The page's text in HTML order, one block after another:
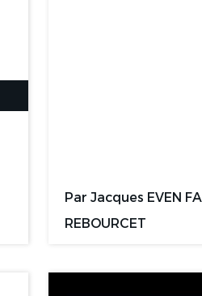
Par Jacques EVEN
REBOURCET